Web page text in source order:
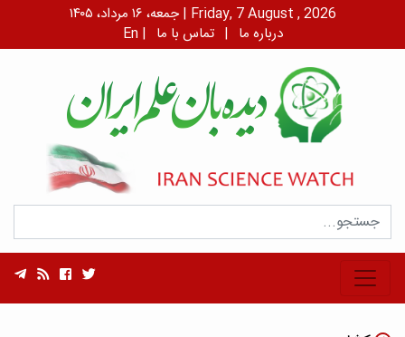
جمعه، ۱۶ مرداد، ۱۴۰۵ | Friday, 7 August , 2026
En | درباره ما | تماس با ما